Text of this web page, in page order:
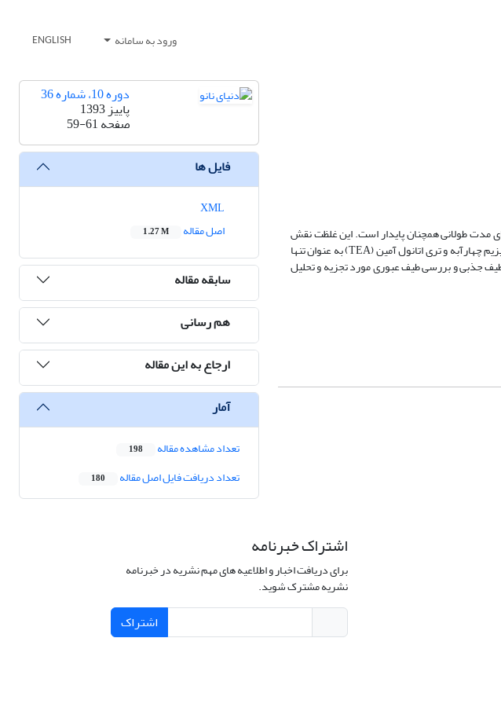
ورود به سامانه ENGLISH
در این مقاله سل ترکیبی غلیظ اکسیدروی و منیزیم با غلظت‌ 1 مولار و درصدهای مختلف ترکیبی به روش سل-ژل تهیه شده ‏که برای‎ ‎مدت طولانی همچنان پایدار است. این غلظت نقش
بسیار اساسی در تهیه لایه‌های نازک یکنواخت ایفا می‌کند. برای ‏دست یابی به این مهم از پیش ماده‌ی استات روی دوآبه، استات منیزیم چهارآبه و تری اتانول آمین (TEA) به عنوان تنها
‏جذبی و بررسی طیف عبوری مورد تجزیه و تحلیل
دوره 10، شماره 36
پاییز 1393
صفحه59-61
فایل ها
اصل مقاله
1.27 M
سابقه مقاله
هم رسانی
ارجاع به این مقاله
آمار
تعداد مشاهده مقاله 198
تعداد دریافت فایل اصل مقاله 180
اشتراک خبرنامه
برای دریافت اخبار و اطلاعیه های مهم نشریه در خبرنامه
نشریه مشترک شوید.
اشتراک